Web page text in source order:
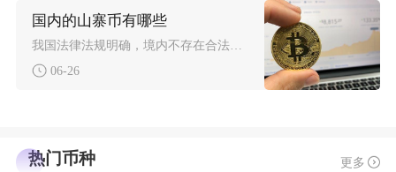
国内的山寨币有哪些
我国法律法规明确，境内不存在合法发行流通的山寨币，所有本土发行、面向国内用户募资炒作的山寨
06-26
热门币种 更多